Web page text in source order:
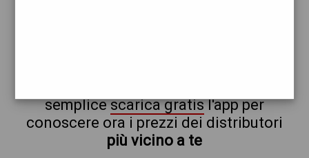
semplicescarica gratisl'app per
conoscere ora i prezzi dei distributori
più vicino a te